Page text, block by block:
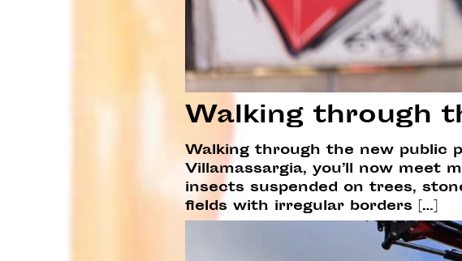
Walking through
Walking through the new public
Villamassargia, you’ll now
insects suspended on trees,
fields with irregular borders […]